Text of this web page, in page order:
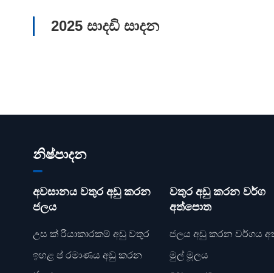
2025 සාදඩි සාදන
නිෂ්පාදන
අවසානය වතුර අඩු කරන
ජලය
උස ක් රියාකාරකම් අඩු වතුර
ඉහළ ප් රමාණය අඩු කරන
වතුර අඩු කරන වර්ග
අත්පොත
ජලය අඩු කරන වර්ගය
මුල් මූලය